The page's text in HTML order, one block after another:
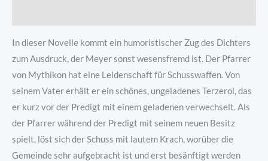
In dieser Novelle kommt ein humoristischer Zug des Dichters
zum Ausdruck, der Meyer sonst wesensfremd ist. Der Pfarrer
von Mythikon hat eine Leidenschaft für Schusswaffen. Von
seinem Vater erhält er ein schönes, ungeladenes Terzerol, das
er kurz vor der Predigt mit einem geladenen verwechselt. Als
der Pfarrer während der Predigt mit seinem neuen Besitz
spielt, löst sich der Schuss mit lautem Krach, worüber die
Gemeinde sehr aufgebracht ist und erst besänftigt werden